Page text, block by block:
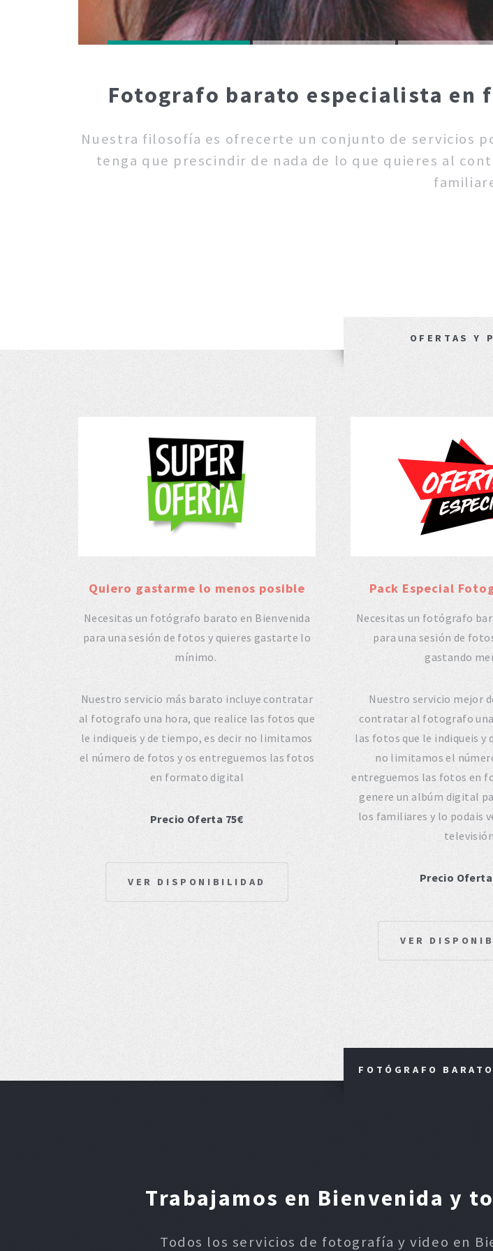
Fotografo barato especialista en
Nuestra filosofía es ofrecerte un conjunto de servicios
tenga que prescindir de nada de lo que quieres al
OFERTAS Y
Quiero gastarme lo menos posible
Necesitas un fotógrafo barato en Bienvenida
para una sesión de fotos y quieres gastarte lo
mínimo.
Nuestro servicio más barato incluye contratar
al fotografo una hora, que realice las fotos que
le indiqueis y de tiempo, es decir no limitamos
el número de fotos y os entreguemos las fotos
en formato digital
Precio Oferta 75€
VER DISPONIBILIDAD
Pack Especial
Necesitas un fotógrafo
para una sesión de
gastando
Nuestro servicio mejor
contratar al fotografo una
las fotos que le indiqueis y
no limitamos el
entreguemos las fotos en
genere un albúm digital
los familiares y lo podais
televisión
Precio Oferta
VER
FOTÓGRAFO
Trabajamos en Bienvenida y
Todos los servicios de fotografía y video en